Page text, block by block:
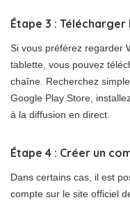
Étape 3 : Télécharger
Si vous préférez regarder
tablette, vous pouvez
chaîne. Recherchez
Google Play Store,
à la diffusion en direct.
Étape 4 : Créer un
Dans certains cas, il est
compte sur le site officiel